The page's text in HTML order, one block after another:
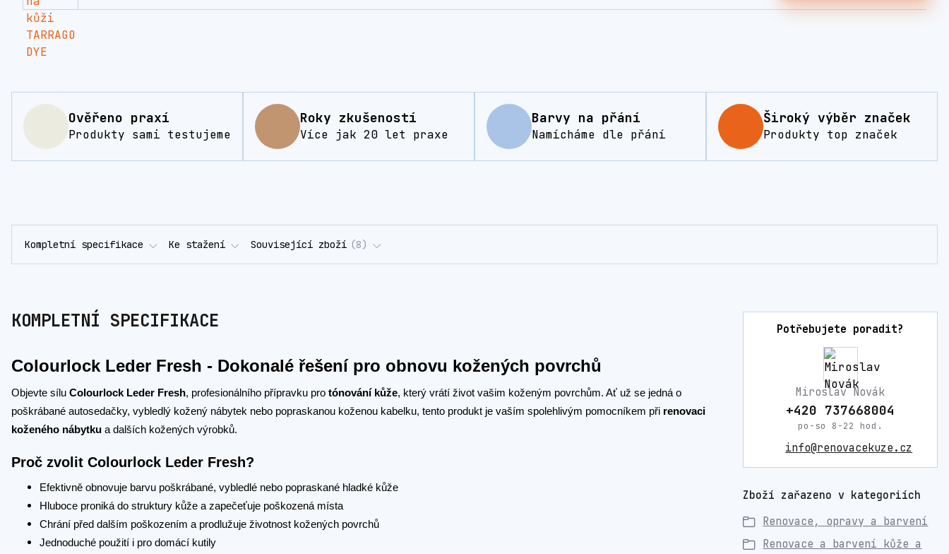
Ověřeno praxí
Produkty sami testujeme
Roky zkušeností
Více jak 20 let praxe
Barvy na přání
Namícháme dle přání
Široký výběr značek
Produkty top značek
Kompletní specifikace Ke stažení Související zboží 8
KOMPLETNÍ SPECIFIKACE
Colourlock Leder Fresh - Dokonalé řešení pro obnovu kožených povrchů
Objevte sílu Colourlock Leder Fresh, profesionálního přípravku pro tónování kůže, který vrátí život vašim koženým povrchům. Ať už se jedná o
poškrábané autosedačky, vybledlý kožený nábytek nebo popraskanou koženou kabelku, tento produkt je vaším spolehlivým pomocníkem při renovaci
koženého nábytku a dalších kožených výrobků.
Proč zvolit Colourlock Leder Fresh?
Efektivně obnovuje barvu poškrábané, vybledlé nebo popraskané hladké kůže
Hluboce proniká do struktury kůže a zapečeťuje poškozená místa
Chrání před dalším poškozením a prodlužuje životnost kožených povrchů
Jednoduché použití i pro domácí kutily
Potřebujete poradit?
Miroslav Novák
+420 737668004
po-so 8-22 hod.
info@renovacekuze.cz
Zboží zařazeno v kategoriích
Renovace, opravy a barvení
Renovace a barvení kůže a